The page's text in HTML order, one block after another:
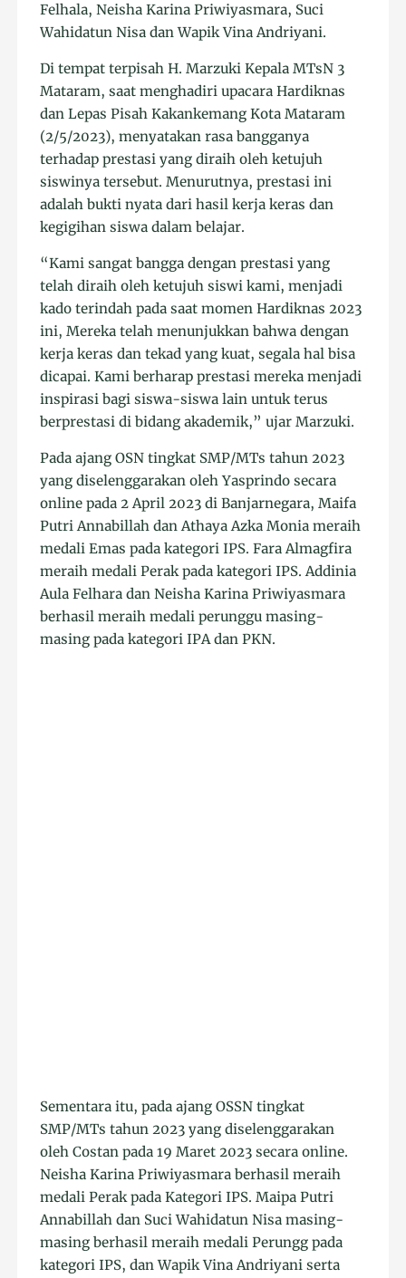
Felhala, Neisha Karina Priwiyasmara, Suci
Wahidatun Nisa dan Wapik Vina Andriyani.
Di tempat terpisah H. Marzuki Kepala MTsN 3
Mataram, saat menghadiri upacara Hardiknas
dan Lepas Pisah Kakankemang Kota Mataram
(2/5/2023), menyatakan rasa bangganya
terhadap prestasi yang diraih oleh ketujuh
siswinya tersebut. Menurutnya, prestasi ini
adalah bukti nyata dari hasil kerja keras dan
kegigihan siswa dalam belajar.
“Kami sangat bangga dengan prestasi yang
telah diraih oleh ketujuh siswi kami, menjadi
kado terindah pada saat momen Hardiknas 2023
ini, Mereka telah menunjukkan bahwa dengan
kerja keras dan tekad yang kuat, segala hal bisa
dicapai. Kami berharap prestasi mereka menjadi
inspirasi bagi siswa-siswa lain untuk terus
berprestasi di bidang akademik,” ujar Marzuki.
Pada ajang OSN tingkat SMP/MTs tahun 2023
yang diselenggarakan oleh Yasprindo secara
online pada 2 April 2023 di Banjarnegara, Maifa
Putri Annabillah dan Athaya Azka Monia meraih
medali Emas pada kategori IPS. Fara Almagfira
meraih medali Perak pada kategori IPS. Addinia
Aula Felhara dan Neisha Karina Priwiyasmara
berhasil meraih medali perunggu masing-
masing pada kategori IPA dan PKN.
Sementara itu, pada ajang OSSN tingkat
SMP/MTs tahun 2023 yang diselenggarakan
oleh Costan pada 19 Maret 2023 secara online.
Neisha Karina Priwiyasmara berhasil meraih
medali Perak pada Kategori IPS. Maipa Putri
Annabillah dan Suci Wahidatun Nisa masing-
masing berhasil meraih medali Perungg pada
kategori IPS, dan Wapik Vina Andriyani serta